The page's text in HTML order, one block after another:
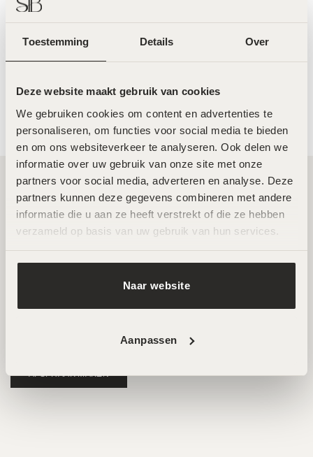
Toestemming Details Over
Deze website maakt gebruik van cookies
We gebruiken cookies om content en advertenties te
personaliseren, om functies voor social media te bieden
en om ons websiteverkeer te analyseren. Ook delen we
informatie over uw gebruik van onze site met onze
partners voor social media, adverteren en analyse. Deze
partners kunnen deze gegevens combineren met andere
informatie die u aan ze heeft verstrekt of die ze hebben
verzameld op basis van uw gebruik van hun services.
Naar website
Aanpassen
pHformula Dermabrasion –
MeLine Pigment Home Mask –
Twee toplocaties in Amsterdam Noord en
Zuid
Wij ontvangen je graag in een van onze twee
hoogwaardige salons in Amsterdam Noord en Zuid. Hier
en beschikken over parkeermogelijkheden.
AFSPRAAK MAKEN